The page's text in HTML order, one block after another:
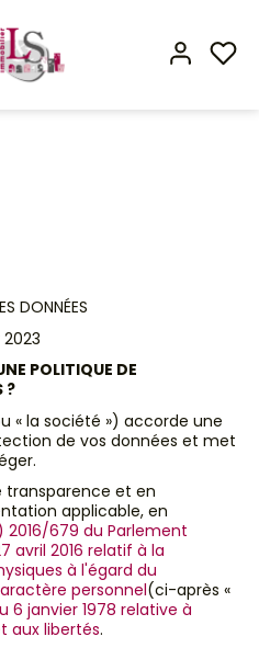
DONNÉES
POLITIQUE DE
?
« la société ») accorde une
de vos données et met
transparence et en
applicable, en
2016/679 du Parlement
avril 2016 relatif à la
à l'égard du
personnel(ci-après «
6 janvier 1978 relative à
aux libertés.